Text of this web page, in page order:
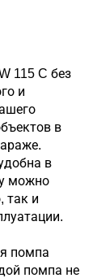
115 C без
и
в
в
можно
так и
помпа
помпа не